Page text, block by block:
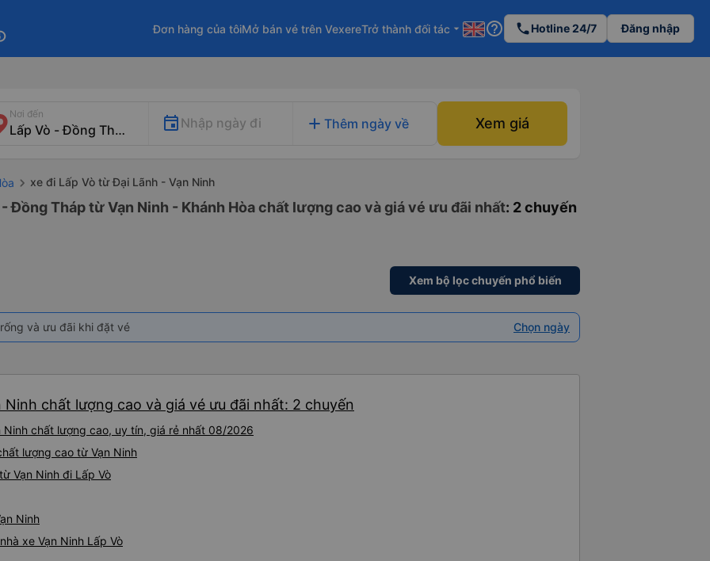
Đơn hàng của tôiMở bán vé trên VexereTrở thành đối tác arrow_drop_down help_outline phoneHotline 24/7 Đăng nhập
Nơi đến
Nhập ngày đi add Thêm ngày về Xem giá
xe đi Lấp Vò từ Đại Lãnh - Vạn Ninh
Đồng Tháp từ Vạn Ninh - Khánh Hòa chất lượng cao và giá vé ưu đãi nhất: 2 chuyến
Xem bộ lọc chuyến phổ biến
và ưu đãi khi đặt vé Chọn ngày
chất lượng cao và giá vé ưu đãi nhất: 2 chuyến
Ninh chất lượng cao, uy tín, giá rẻ nhất 08/2026
lượng cao từ Vạn Ninh
Vạn Ninh đi Lấp Vò
Ninh
xe Vạn Ninh Lấp Vò